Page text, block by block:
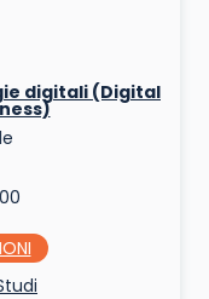
digitali (Digital